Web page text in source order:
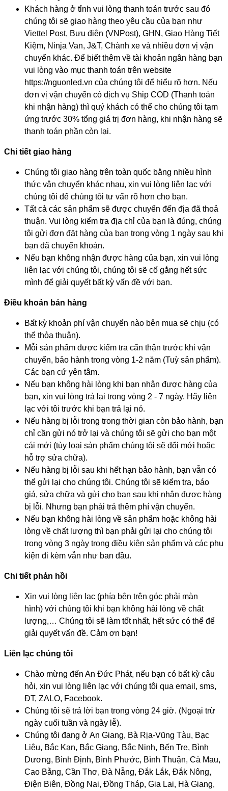
Khách hàng ở tỉnh vui lòng thanh toán trước sau đó
chúng tôi sẽ giao hàng theo yêu cầu của bạn như
Viettel Post, Bưu điện (VNPost), GHN, Giao Hàng Tiết
Kiệm, Ninja Van, J&T, Chành xe và nhiều đơn vị vận
chuyển khác. Để biết thêm về tài khoản ngân hàng bạn
vui lòng vào mục thanh toán trên website
https://nguonled.vn của chúng tôi để hiểu rõ hơn. Nếu
đơn vị vận chuyển có dịch vụ Ship COD (Thanh toán
khi nhận hàng) thì quý khách có thể cho chúng tôi tạm
ứng trước 30% tổng giá trị đơn hàng, khi nhận hàng sẽ
thanh toán phần còn lại.
Chi tiết giao hàng
Chúng tôi giao hàng trên toàn quốc bằng nhiều hình
thức vận chuyển khác nhau, xin vui lòng liên lạc với
chúng tôi để chúng tôi tư vấn rõ hơn cho bạn.
Tất cả các sản phẩm sẽ được chuyển đến địa đã thoả
thuận. Vui lòng kiểm tra địa chỉ của bạn là đúng, chúng
tôi gửi đơn đặt hàng của bạn trong vòng 1 ngày sau khi
bạn đã chuyển khoản.
Nếu bạn không nhận được hàng của bạn, xin vui lòng
liên lạc với chúng tôi, chúng tôi sẽ cố gắng hết sức
mình để giải quyết bất kỳ vấn đề với bạn.
Điều khoản bán hàng
Bất kỳ khoản phí vận chuyển nào bên mua sẽ chịu (có
thể thỏa thuận).
Mỗi sản phẩm được kiểm tra cẩn thận trước khi vận
chuyển, bảo hành trong vòng 1-2 năm (Tuỳ sản phẩm).
Các bạn cứ yên tâm.
Nếu bạn không hài lòng khi bạn nhận được hàng của
bạn, xin vui lòng trả lại trong vòng 2 - 7 ngày. Hãy liên
lạc với tôi trước khi bạn trả lại nó.
Nếu hàng bị lỗi trong trong thời gian còn bảo hành, bạn
chỉ cần gửi nó trở lại và chúng tôi sẽ gửi cho bạn một
cái mới (tùy loại sản phẩm chúng tôi sẽ đổi mới hoặc
hỗ trợ sửa chữa).
Nếu hàng bị lỗi sau khi hết hạn bảo hành, bạn vẫn có
thể gửi lại cho chúng tôi. Chúng tôi sẽ kiểm tra, báo
giá, sửa chữa và gửi cho bạn sau khi nhận được hàng
bị lỗi. Nhưng bạn phải trả thêm phí vận chuyển.
Nếu bạn không hài lòng về sản phẩm hoặc không hài
lòng về chất lượng thì bạn phải gửi lại cho chúng tôi
trong vòng 3 ngày trong điều kiện sản phẩm và các phụ
kiện đi kèm vẫn như ban đầu.
Chi tiết phản hồi
Xin vui lòng liên lạc (phía bên trên góc phải màn
hình) với chúng tôi khi bạn không hài lòng về chất
lượng,… Chúng tôi sẽ làm tốt nhất, hết sức có thể để
giải quyết vấn đề. Cảm ơn bạn!
Liên lạc chúng tôi
Chào mừng đến An Đức Phát, nếu bạn có bất kỳ câu
hỏi, xin vui lòng liên lạc với chúng tôi qua email, sms,
ĐT, ZALO, Facebook.
Chúng tôi sẽ trả lời bạn trong vòng 24 giờ. (Ngoại trừ
ngày cuối tuần và ngày lễ).
Chúng tôi đang ở An Giang, Bà Rịa-Vũng Tàu, Bạc
Liêu, Bắc Kạn, Bắc Giang, Bắc Ninh, Bến Tre, Bình
Dương, Bình Định, Bình Phước, Bình Thuận, Cà Mau,
Cao Bằng, Cần Thơ, Đà Nẵng, Đắk Lắk, Đắk Nông,
Điện Biên, Đồng Nai, Đồng Tháp, Gia Lai, Hà Giang,